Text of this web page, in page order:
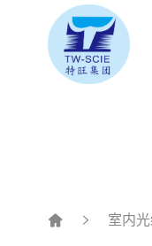
室内